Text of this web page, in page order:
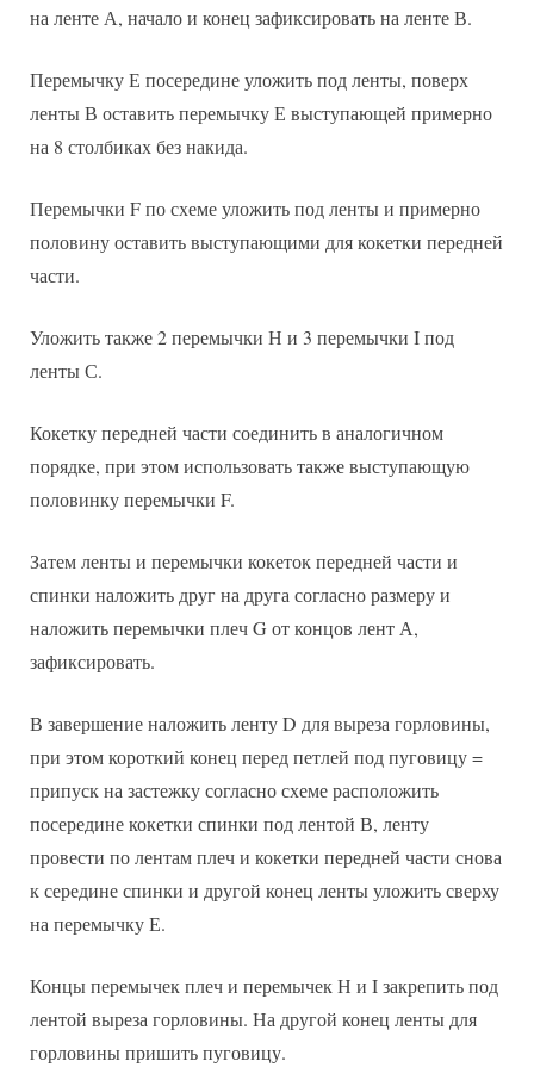
на ленте А, начало и конец зафиксировать на ленте В.
Перемычку Е посередине уложить под ленты, поверх
ленты В оставить перемычку Е выступающей примерно
на 8 столбиках без накида.
Перемычки F по схеме уложить под ленты и примерно
половину оставить выступающими для кокетки передней
части.
Уложить также 2 перемычки Н и 3 перемычки I под
ленты С.
Кокетку передней части соединить в аналогичном
порядке, при этом использовать также выступающую
половинку перемычки F.
Затем ленты и перемычки кокеток передней части и
спинки наложить друг на друга согласно размеру и
наложить перемычки плеч G от концов лент А,
зафиксировать.
В завершение наложить ленту D для выреза горловины,
при этом короткий конец перед петлей под пуговицу =
припуск на застежку согласно схеме расположить
посередине кокетки спинки под лентой В, ленту
провести по лентам плеч и кокетки передней части снова
к середине спинки и другой конец ленты уложить сверху
на перемычку Е.
Концы перемычек плеч и перемычек Н и I закрепить под
лентой выреза горловины. На другой конец ленты для
горловины пришить пуговицу.